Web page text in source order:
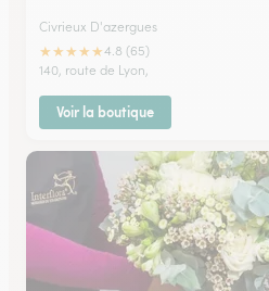
Civrieux D'azergues
★★★★★4.8 (65)
140, route de Lyon,
Voir la boutique